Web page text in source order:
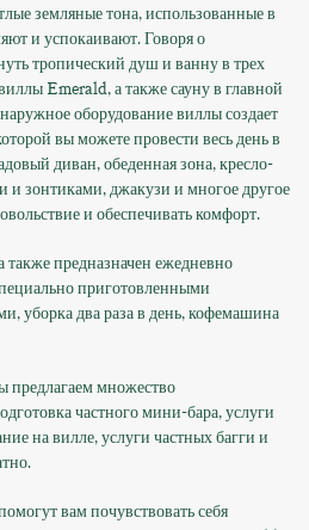
земляные тона, использованные в
и успокаивают. Говоря о
тропический душ и ванну в трех
Emerald, а также сауну в главной
оборудование виллы создает
вы можете провести весь день в
диван, обеденная зона, кресло-
и зонтиками, джакузи и многое другое
и обеспечивать комфорт.
предназначен ежедневно
приготовленными
уборка два раза в день, кофемашина
предлагаем множество
частного мини-бара, услуги
на вилле, услуги частных багги и
вам почувствовать себя